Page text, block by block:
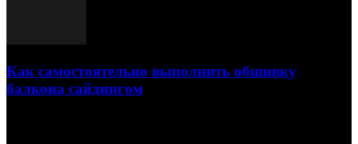
Как самостоятельно выполнить обшивку
балкона сайдингом